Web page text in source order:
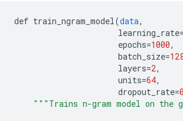
def train_ngram_model(data,
learning_rate=
epochs=1000,
batch_size=
layers=2,
units=64,
dropout_rate=
" "" Trains n-gram model on the